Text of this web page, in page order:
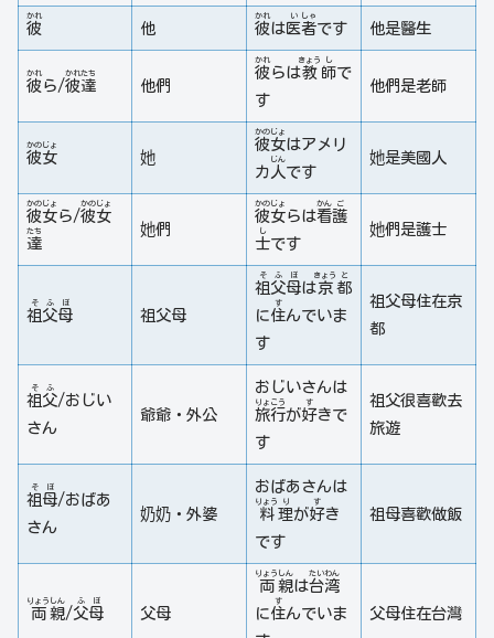
彼
かれ
他 彼
かれ
は医
い
者
しゃ
です 他是醫生
彼
かれ
ら/彼
かれ
達
たち
他們
彼
かれ
らは教
きょう
師
し
で
す
他們是老師
彼
かの
女
じょ
她
彼
かの
女
じょ
はアメリ
カ 人
じん
です
她是美國人
彼
かの
女
じょ
ら/彼
かの
女
じょ
達
たち 她們
彼
かの
女
じょ
らは看
かん
護
ご
士
し
です
她們是護士
祖
そ
父
ふ
母
ぼ
祖父母
祖
そ
父
ふ
母
ぼ
は京
きょう
都
と
に住
す
んでいま
す
祖父母住在京
都
祖
そ
父
ふ
/おじい
さん
爺爺・外公
おじいさんは
旅
りょ
行
こう
が好
す
きで
す
祖父很喜歡去
旅遊
祖
そ
母
ぼ
/おばあ
さん
奶奶・外婆
おばあさんは
料
りょう
理
り
が好
す
き
です
祖母喜歡做飯
両
りょう
親
しん
/父
ふ
母
ぼ
父母
両
りょう
親
しん
は台
たい
湾
わん
に住
す
んでいま
父母住在台灣